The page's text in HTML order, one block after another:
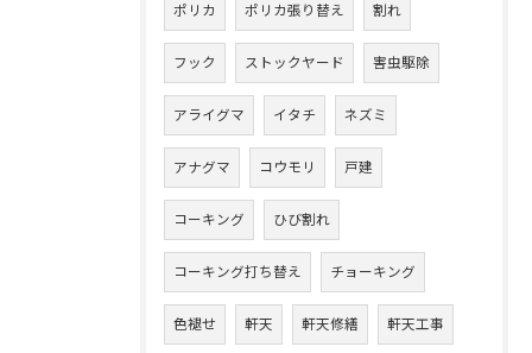
ポリカ ポリカ張り替え 割れ
フック ストックヤード 害虫駆除
アライグマ イタチ ネズミ
アナグマ コウモリ 戸建
コーキング ひび割れ
コーキング打ち替え チョーキング
色褪せ 軒天 軒天修繕 軒天工事